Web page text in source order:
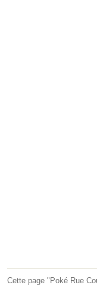
Cette page "Poké Rue